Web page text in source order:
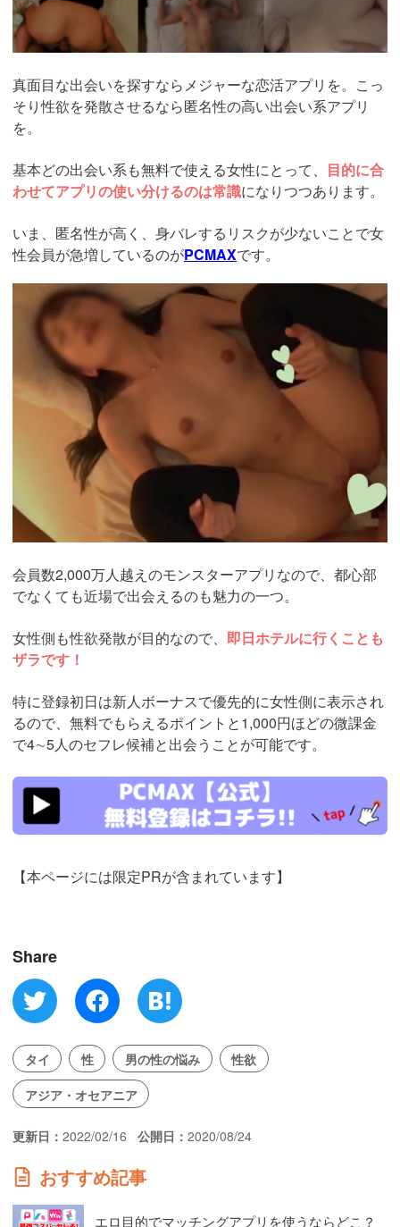
真面目な出会いを探すならメジャーな恋活アプリを。こっ
そり性欲を発散させるなら匿名性の高い出会い系アプリ
を。
基本どの出会い系も無料で使える女性にとって、 目的に合
わせてアプリの使い分けるのは常識になりつつあります。
いま、匿名性が高く、身バレするリスクが少ないことで女
性会員が急増しているのがPCMAXです。
https://pcmax.jp/lp/?
ad_id=rm327007
会員数2,000万人越えのモンスターアプリなので、都心部
でなくても近場で出会えるのも魅力の一つ。
女性側も性欲発散が目的なので、 即日ホテルに行くことも
ザラです！
特に登録初日は新人ボーナスで優先的に女性側に表示され
るので、無料でもらえるポイントと1,000円ほどの微課金
で4∼5人のセフレ候補と出会うことが可能です。
https://pcmax.jp/lp/?
ad_id=rm327007
【本ページには限定PRが含まれています】
Share
タイ 性 男の性の悩み
性欲
アジア・オセアニア
更新日 2022/02/16 公開日 2020/08/24
おすすめ記事
エロ目的でマッチングアプリを使うならどこ？